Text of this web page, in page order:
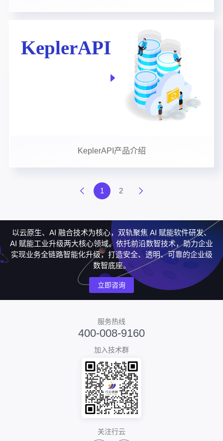
KeplerAPI产品介绍
1 2
以云原生、AI 融合技术为核心，双轨聚焦 AI 赋能软件研发、
AI 赋能工业升级两大核心领域。依托前沿数智技术，助力企业
实现业务全链路智能化升级，打造安全、透明、可靠的企业级
数智底座。
立即咨询
服务热线
400-008-9160
加入技术群
关注行云